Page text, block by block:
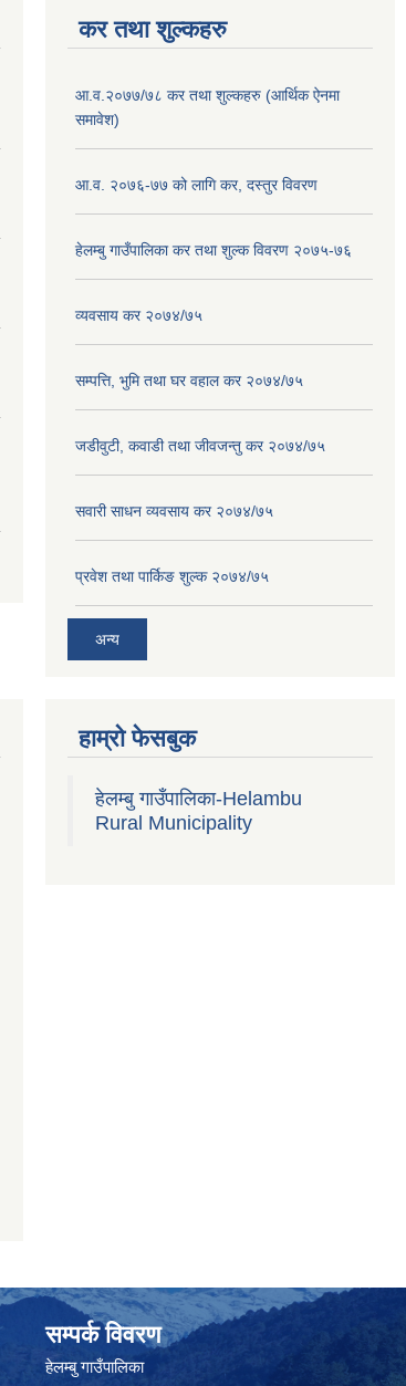
कर तथा शुल्कहरु
आ.व.२०७७/७८ कर तथा शुल्कहरु (आर्थिक ऐनमा
समावेश)
आ.व. २०७६-७७ को लागि कर, दस्तुर विवरण
हेलम्बु गाउँपालिका कर तथा शुल्क विवरण २०७५-७६
व्यवसाय कर २०७४/७५
सम्पत्ति, भुमि तथा घर वहाल कर २०७४/७५
जडीवुटी, कवाडी तथा जीवजन्तु कर २०७४/७५
सवारी साधन व्यवसाय कर २०७४/७५
प्रवेश तथा पार्किङ शुल्क २०७४/७५
अन्य
हाम्रो फेसबुक
हेलम्बु गाउँपालिका-Helambu
Rural Municipality
सम्पर्क विवरण
हेलम्बु गाउँपालिका